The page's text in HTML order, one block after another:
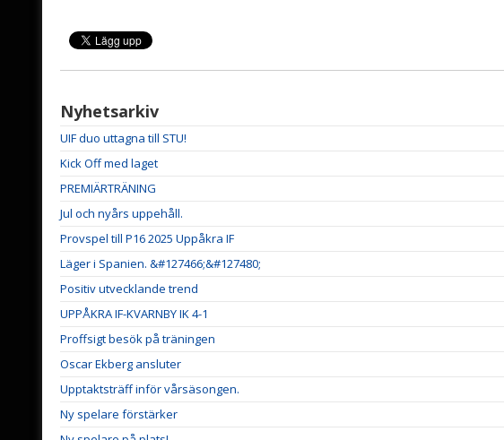
Nyhetsarkiv
UIF duo uttagna till STU!
Kick Off med laget
PREMIÄRTRÄNING
Jul och nyårs uppehåll.
Provspel till P16 2025 Uppåkra IF
Läger i Spanien. &#127466;&#127480;
Positiv utvecklande trend
UPPÅKRA IF-KVARNBY IK 4-1
Proffsigt besök på träningen
Oscar Ekberg ansluter
Upptaktsträff inför vårsäsongen.
Ny spelare förstärker